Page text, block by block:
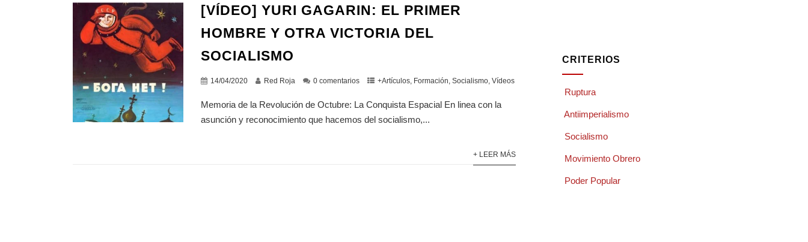
[VÍDEO] YURI GAGARIN: EL PRIMER
HOMBRE Y OTRA VICTORIA DEL
SOCIALISMO
14/04/2020 Red Roja 0 comentarios +Artículos, Formación,Socialismo,Vídeos
Memoria de la Revolución de Octubre: La Conquista Espacial En linea con la
asunción y reconocimiento que hacemos del socialismo,...
+ LEER MÁS
CRITERIOS
Ruptura
Antiimperialismo
Socialismo
Movimiento Obrero
Poder Popular